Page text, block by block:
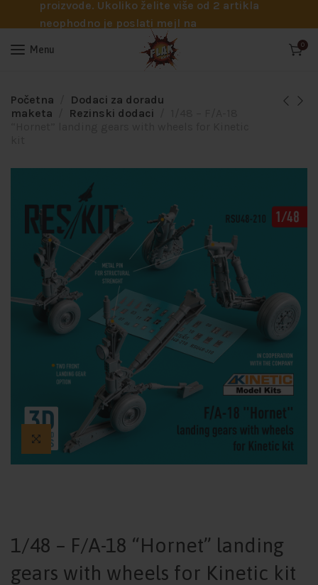
proizvode. Ukoliko želite više od 2 artikla
neophodno je poslati mejl na
info@flakhobby.com sa preciznim šiframa
proizvoda. Svakako nas možete pozvati
potrebna pomoć oko odabira.
Menu 0
Početna
Dodaci za doradu
maketa
Rezinski dodaci
1/48 – F/A-18 “Hornet” landing
gears with wheels for Kinetic kit